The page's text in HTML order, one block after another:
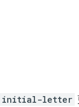
initial-letter